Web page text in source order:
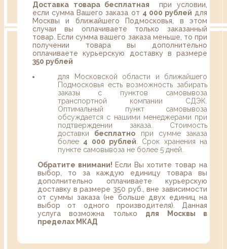
Доставка товара бесплатная при условии,
если сумма Вашего заказа от 4 000 рублей для
Москвы и ближайшего Подмосковья, в этом
случаи вы оплачиваете только заказанный
товар. Если сумма вашего заказа меньше, то при
получении товара вы дополнительно
оплачиваете курьерскую доставку в размере
350 рублей
для Московской области и ближайшего
Подмосковья есть возможность забирать
заказы с пунктов самовывоза
транспортной компании СДЭК.
Оптимальный пункт самовывоза
обсуждается с нашими менеджерами при
подтверждении заказа. Стоимость
доставки бесплатно при сумме заказа
более 4 000 рублей . Срок хранения на
пункте самовывоза не более 5 дней.
Обратите внимани! Если Вы хотите товар на
выбор, то за каждую единицу товара вы
дополнительно оплачиваете курьерскую
доставку в размере 350 руб., вне зависимости
от суммы заказа (не больше двух единиц на
выбор от одного производителя). Данная
услуга возможна только для Москвы в
пределах МКАД